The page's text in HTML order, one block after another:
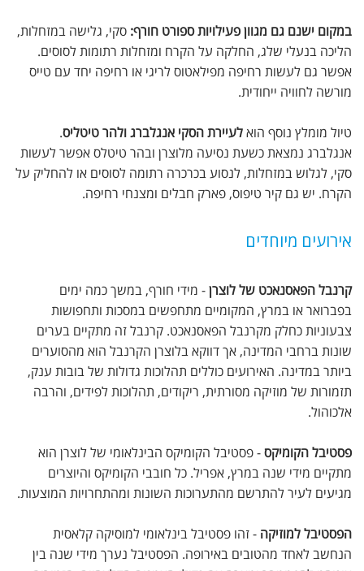
במקום ישנם גם מגוון פעילויות ספורט חורף: סקי, גלישה במזחלות,
הליכה בנעלי שלג, החלקה על הקרח ומזחלות רתומות לסוסים.
אפשר גם לעשות רחיפה מפילאטוס לריגי או רחיפה יחד עם טייס
מורשה לחוויה ייחודית.
טיול מומלץ נוסף הואלעיירת הסקי אנגלברג ולהר טיטליס.
אנגלברג נמצאת כשעת נסיעה מלוצרן ובהר טיטלס אפשר לעשות
סקי, לגלוש במזחלות, לנסוע בכרכרה רתומה לסוסים או להחליק על
הקרח. יש גם קיר טיפוס, פארק חבלים ומצנחי רחיפה.
אירועים מיוחדים
קרנבל הפאסנאכט של לוצרן- מידי חורף, במשך כמה ימים
בפברואר או במרץ, המקומיים מתחפשים במסכות ותחפושות
צבעוניות כחלק מקרנבל הפאסנאכט. קרנבל זה מתקיים בערים
שונות ברחבי המדינה, אך דווקא בלוצרן הקרנבל הוא מהסוערים
ביותר במדינה. האירועים כוללים תהלוכות גדולות של בובות ענק,
תזמורות של מוזיקה מסורתית, ריקודים, תהלוכות לפידים, והרבה
אלכוהול.
פסטיבל הקומיקס- פסטיבל הקומיקס הבינלאומי של לוצרן הוא
מתקיים מידי שנה במרץ, אפריל. כל חובבי הקומיקס והיוצרים
מגיעים לעיר להתרשם מהתערוכות השונות ומהתחרויות המוצעות.
הפסטיבל למוזיקה - זהו פסטיבל בינלאומי למוסיקה קלאסית
הנחשב לאחד מהטובים באירופה. הפסטיבל נערך מידי שנה בין